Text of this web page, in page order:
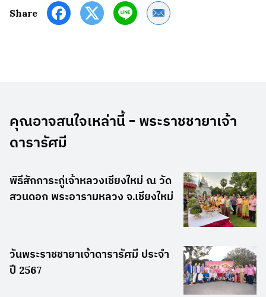
Share Share by Email
คุณอาจสนใจเหล่านี้ - พระราชชายาเจ้า
ดารารัศมี
พิธีสักการะกู่เจ้าหลวงเชียงใหม่ ณ วัด
สวนดอก พระอารามหลวง จ.เชียงใหม่
วันพระราชชายาเจ้าดารารัศมี ประจำ
ปี 2567